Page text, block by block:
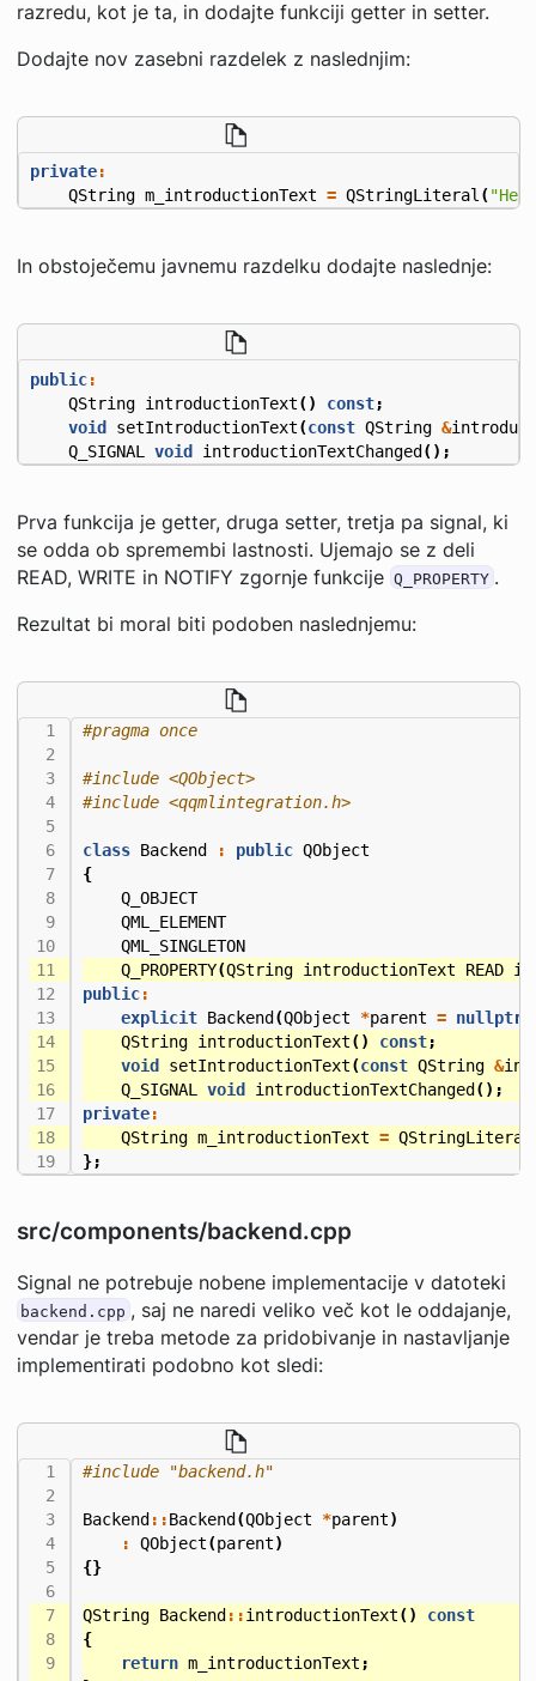
razredu, kot je ta, in dodajte funkciji getter in setter.
Dodajte nov zasebni razdelek z naslednjim:
private:
QString m_introductionText = QStringLiteral(
In obstoječemu javnemu razdelku dodajte naslednje:
public:
QString introductionText() const;
void
setIntroductionText(const QString &
Q_SIGNAL
void introductionTextChanged ();
Prva funkcija je getter, druga setter, tretja pa signal, ki
se odda ob spremembi lastnosti. Ujemajo se z deli
READ, WRITE in NOTIFY zgornje funkcije Q_PROPERTY .
Rezultat bi moral biti podoben naslednjemu:
#pragma once
#include <QObject>
#include <qqmlintegration.h>
class Backend : public QObject
{
Q_OBJECT
QML_ELEMENT
QML_SINGLETON
Q_PROPERTY(QString introductionText READ
public:
explicit Backend(QObject *parent = nullptr
QString introductionText() const;
void setIntroductionText(const QString &
Q_SIGNAL
void introductionTextChanged();
private:
QString m_introductionText = QStringLiteral
};
src/components/backend.cpp
Signal ne potrebuje nobene implementacije v datoteki
backend.cpp , saj ne naredi veliko več kot le oddajanje,
vendar je treba metode za pridobivanje in nastavljanje
implementirati podobno kot sledi:
#include "backend.h"
Backend::Backend(QObject *parent)
:
QObject(parent)
{}
QString Backend::introductionText()
const
{
return m_introductionText ;